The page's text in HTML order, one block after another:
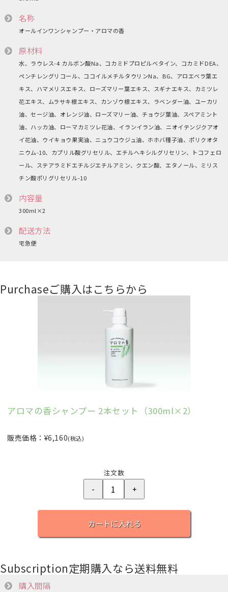
名称
オールインワンシャンプー・アロマの香
原材料
水、ラウレス-4 カルボン酸Na、コカミドプロピルベタイン、コカミドDEA、
ペンチレングリコール、ココイルメチルタウリンNa、BG、アロエベラ葉エ
キス、ハマメリスエキス、ローズマリー葉エキス、スギナエキス、カミツレ
花エキス、ムラサキ根エキス、カンゾウ根エキス、ラベンダー油、ユーカリ
油、セージ油、オレンジ油、ローズマリー油、チョウジ葉油、スペアミント
油、ハッカ油、ローマカミツレ花油、イランイラン油、ニオイテンジクアオ
イ花油、ウイキョウ果実油、ニュウコウジュ油、ホホバ種子油、ポリクオタ
ニウム-10、カプリル酸グリセリル、エチルヘキシルグリセリン、トコフェロ
ール、ステアラミドエチルジエチルアミン、クエン酸、エタノール、ミリス
チン酸ポリグリセリル-10
内容量
300ml×2
配送方法
宅急便
Purchaseご購入はこちらから
アロマの香シャンプー 2本セット（300ml×2）
販売価格：¥6,160(税込)
注文数
カートに入れる
Subscription定期購入なら送料無料
購入間隔